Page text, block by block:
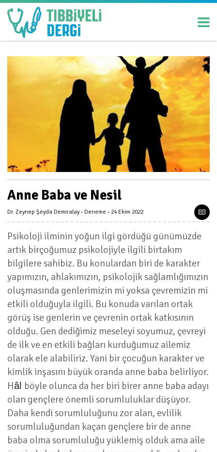
Anne Baba ve Nesil
Dr. Zeynep Şeyda Demiralay Deneme 24 Ekim 2022
Psikoloji ilminin yoğun ilgi gördüğü günümüzde
artık birçoğumuz psikolojiyle ilgili birtakım
bilgilere sahibiz. Bu konulardan biri de karakter
yapımızın, ahlakımızın, psikolojik sağlamlığımızın
oluşmasında genlerimizin mi yoksa çevremizin mi
etkili olduğuyla ilgili. Bu konuda varılan ortak
görüş ise genlerin ve çevrenin ortak katkısının
olduğu. Gen dediğimiz meseleyi soyumuz, çevreyi
de ilk ve en etkili bağları kurduğumuz ailemiz
olarak ele alabiliriz. Yani bir çocuğun karakter ve
kimlik inşasını büyük oranda anne baba belirliyor.
Hâl böyle olunca da her biri birer anne baba adayı
olan gençlere önemli sorumluluklar düşüyor.
Daha kendi sorumluluğunu zor alan, evlilik
sorumluluğundan kaçan gençlere bir de anne
baba olma sorumluluğu yüklemiş olduk ama aile